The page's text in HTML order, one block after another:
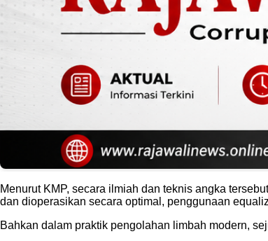
Menurut KMP, secara ilmiah dan teknis angka
dan dioperasikan secara optimal, penggunaan
Bahkan dalam praktik pengolahan limbah modern,